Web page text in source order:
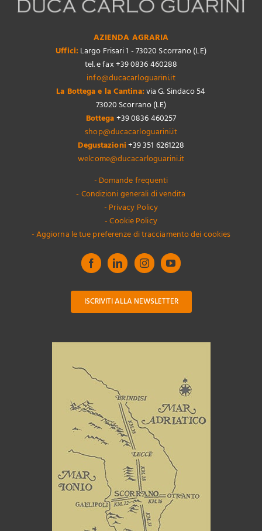
AZIENDA AGRARIA
Uffici: Largo Frisari 1 - 73020 Scorrano (LE)
tel. e fax +39 0836 460288
info@ducacarloguarini.it
La Bottega e la Cantina:via G. Sindaco 54
73020 Scorrano (LE)
Bottega+39 0836 460257
shop@ducacarloguarini.it
Degustazioni+39 351 6261228
welcome@ducacarloguarini.it
- Domande frequenti
- Condizioni generali di vendita
- Privacy Policy
- Cookie Policy
- Aggiorna le tue preferenze di tracciamento dei cookies
ISCRIVITI ALLA NEWSLETTER